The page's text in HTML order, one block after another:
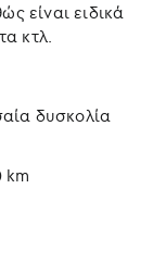
δυσκολία
km
είναι ειδικά
κτλ.